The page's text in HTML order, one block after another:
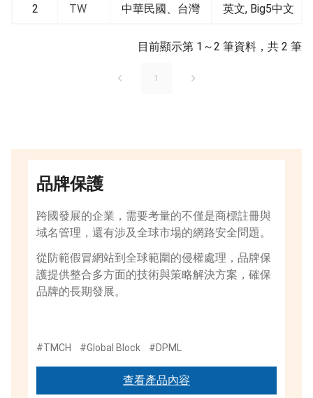
2 TW 中華民國、台灣 英文, Big5中文
目前顯示第 1～2 筆資料，共 2 筆
1
品牌保護
跨國發展的企業，需要考量的不僅是商標註冊與
域名管理，還有涉及全球市場的網路安全問題。
從防範假冒網站到全球範圍的侵權處理，品牌保
護提供整合多方面的技術與策略解決方案，確保
品牌的長期發展。
#TMCH #Global Block #DPML
查看產品內容